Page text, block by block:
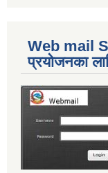
Web mail
प्रयोजनका